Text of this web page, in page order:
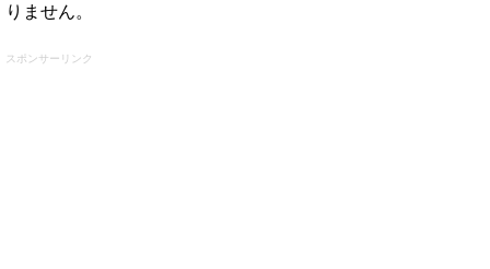
りません。
スポンサーリンク